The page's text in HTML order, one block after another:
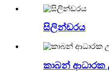
සිලින්ඩරය
කාබන් ආධාරක